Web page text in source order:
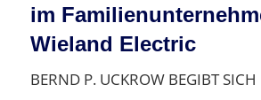
im
Wieland Electric
BERND P. UCKROW BEGIBT